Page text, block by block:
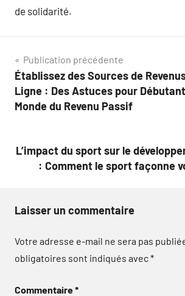
de solidarité.
Navigation
de
l’article
Publication précédente
Établissez des Sources de
Ligne : Des Astuces pour
Monde du Revenu Passif
L’impact du sport sur le
: Comment le sport façonne
Laisser un commentaire
Votre adresse e-mail ne sera pas
obligatoires sont indiqués avec*
Commentaire*